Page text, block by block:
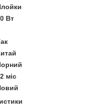
Вт
міс